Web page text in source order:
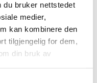
du bruker nettstedet
medier,
kan kombinere den
tilgjengelig for dem,
din bruk av